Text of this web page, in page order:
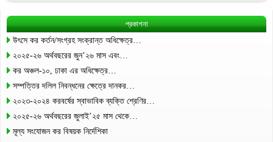
প্রকাশনা
উৎসে কর কর্তন/সংগ্রহ সংক্রান্ত অধিক্ষেত্র…
২০২৫-২৬ অর্থবছরের জুন’২৬ মাস এবং…
কর অঞ্চল-১০, ঢাকা এর অধিক্ষেত্র…
সম্পত্তির দলিল নিবন্ধনের ক্ষেত্রে দানকর…
২০২৩-২০২৪ করবর্ষের স্বাভাবিক ব্যক্তি শ্রেণির…
২০২৫-২৬ অর্থবছরের জুলাই’২৫ মাস থেকে…
মূল্য সংযোজন কর বিষয়ক নির্দেশিকা